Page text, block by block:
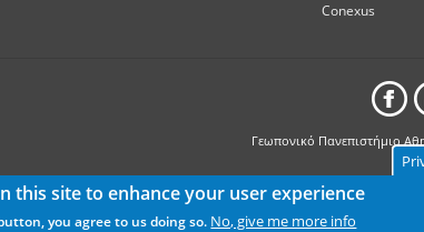
Conexus
Γεωπονικό Πανεπιστήμιο
this site to enhance your user experience
you agree to us doing so. No, give me more info